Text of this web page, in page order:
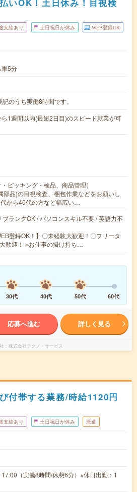
いOK！土日休み！目視検
支給あり 土日祝日が休み WEB登録OK
車5分
のうち実働8時間です。
1週間以内(最短2日目)のスピード就業が可
ピッキング・検品、商品管理）
部品)の目視検査、梱包作業などをお願いし
から40代の方など幅広い…
ブランクOK / パソコンスキル不要 / 英語力不
登録OK！】〇未経験大歓迎！〇フリータ
歓迎！ ※お仕事の掛け持ち…
30代 40代 50代 60代
応募へ進む 詳しく見る
株式会社テクノ・サービス
付帯する業務/時給1120円
支給あり 土日祝日が休み 派遣
17:00（実働8時間/休憩6分）※休日出勤：1